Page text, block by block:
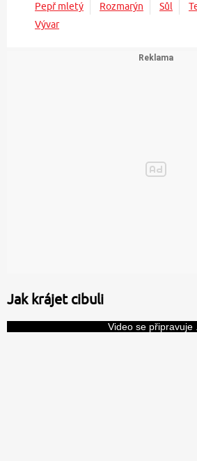
Pepř mletý
Rozmarýn Sůl
Vývar
Jak krájet cibuli
Video se připravuje